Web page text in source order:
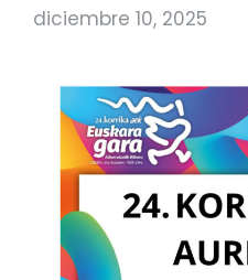
diciembre 10, 2025